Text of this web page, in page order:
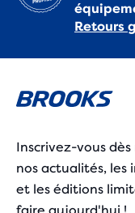
Retours
Inscrivez-vous
nos actualités, les
et les éditions